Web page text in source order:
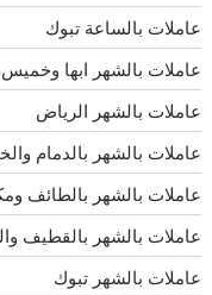
عاملات بالساعة تبوك
عاملات بالشهر ابها
عاملات بالشهر الرياض
عاملات بالشهر بالدمام
عاملات بالشهر بالطائف
عاملات بالشهر بالقطيف
عاملات بالشهر تبوك